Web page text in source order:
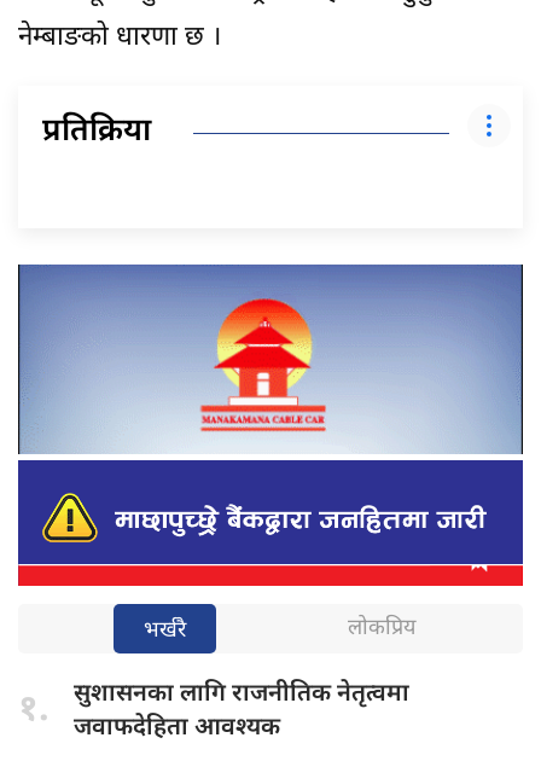
नेम्बाङको धारणा छ ।
प्रतिक्रिया
भर्खरै लोकप्रिय
१. सुशासनका लागिराजनीतिक नेतृत्वमा
जवाफदेहिता आवश्यक